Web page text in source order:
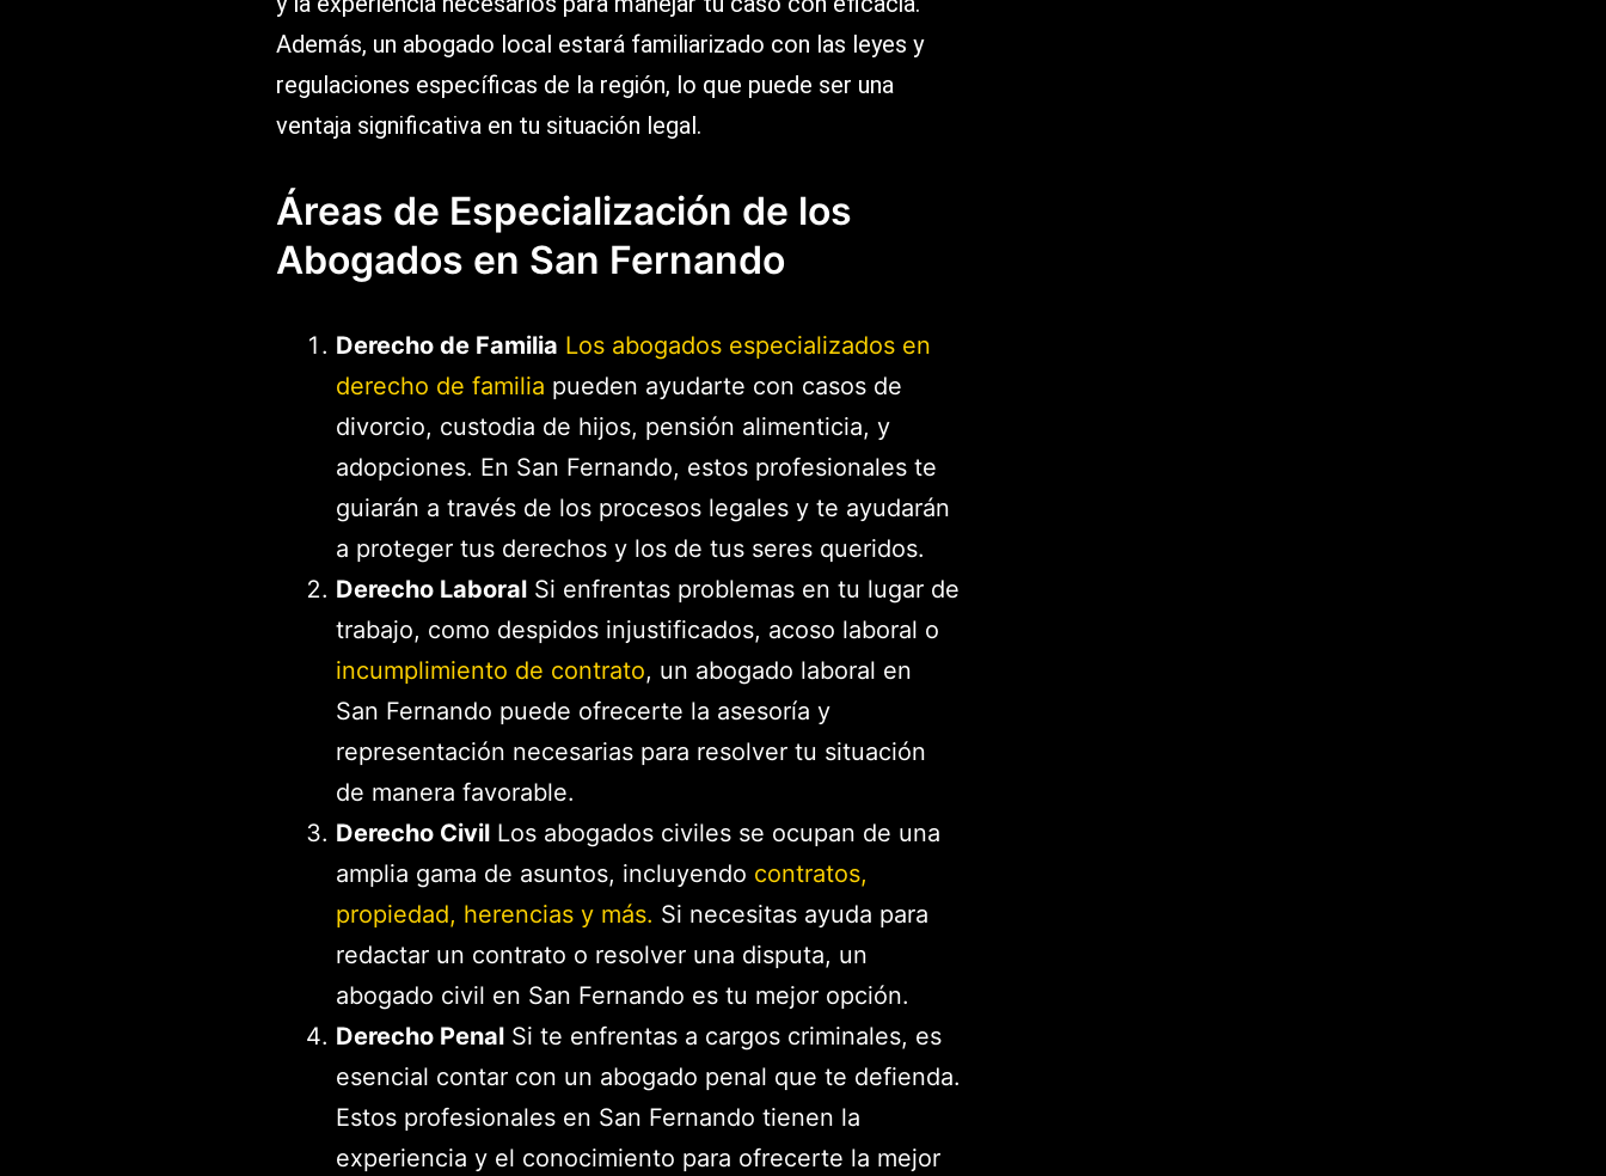
Además, un abogado local estará familiarizado con las leyes y
regulaciones específicas de la región, lo que puede ser una
ventaja significativa en tu situación legal.
Áreas de Especialización de los
Abogados en San Fernando
Derecho de Familia Los abogados especializados en
derecho de familia pueden ayudarte con casos de
divorcio, custodia de hijos, pensión alimenticia, y
adopciones. En San Fernando, estos profesionales te
guiarán a través de los procesos legales y te ayudarán
a proteger tus derechos y los de tus seres queridos.
Derecho LaboralSi enfrentas problemas en tu lugar de
trabajo, como despidos injustificados, acoso laboral o
incumplimiento de contrato, un abogado laboral en
San Fernando puede ofrecerte la asesoría y
representación necesarias para resolver tu situación
de manera favorable.
Derecho CivilLos abogados civiles se ocupan de una
amplia gama de asuntos, incluyendo contratos,
propiedad, herencias y más. Si necesitas ayuda para
redactar un contrato o resolver una disputa, un
abogado civil en San Fernando es tu mejor opción.
Derecho PenalSi te enfrentas a cargos criminales, es
esencial contar con un abogado penal que te defienda.
Estos profesionales en San Fernando tienen la
experiencia y el conocimiento para ofrecerte la mejor